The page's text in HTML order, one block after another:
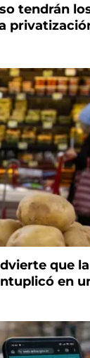
tendrán
que
en